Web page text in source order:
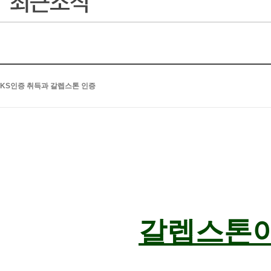
KS인증 취득과 갈렙스톤 인증
갈렙스톤